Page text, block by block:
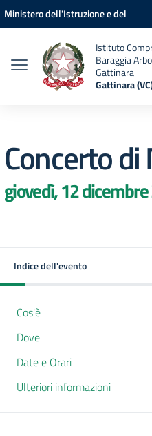
Vai ai contenuti
Vai al menu di navigazione
Vai al footer
Ministero dell'Istruzione e del
Istituto
Baraggia
Gattinara
Gattinara
Concerto
giovedì, 12
Indice dell'evento
Cos'è
Dove
Date e Orari
Ulteriori informazioni